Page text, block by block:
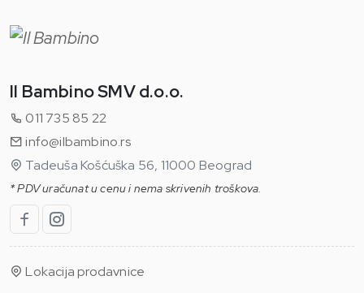
Il Bambino SMV d.o.o.
011 735 85 22
info@ilbambino.rs
Tadeuša Košćuška 56, 11000 Beograd
* PDV uračunat u cenu i nema skrivenih troškova.
Lokacija prodavnice